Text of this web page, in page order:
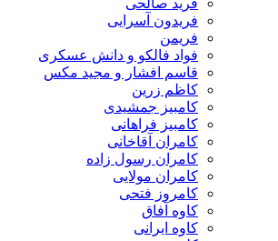
فرید صالحی
فریدون آسرایی
فریمن
فواد فالکو و دانش عسکری
قاسم افشار و مجید مکس
کاظم زرین
کامبیز جمشیدی
کامبیز فراهانی
کامران آقاخانی
کامران رسول زاده
کامران مولایی
کامروز فتحی
کاوه آفاق
کاوه ایرانی